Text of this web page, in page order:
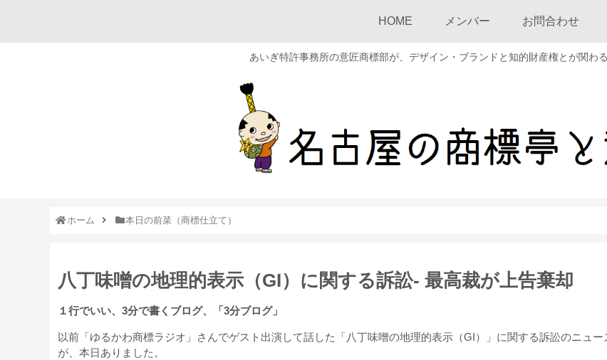
あいぎ特許事務所の意匠商標部が、デザイン・ブランドと知的財産権とが関わ
HOME メンバー お問合わせ
ホーム 本日の前菜（商標仕立て）
八丁味噌の地理的表示（GI）に関する訴訟- 最高裁が上告棄却
１行でいい、3分で書くブログ、「3分ブログ」
以前「ゆるかわ商標ラジオ」さんでゲスト出演して話した「八丁味噌の地理的表示（GI）」に関する訴訟のニュー
が、本日ありました。